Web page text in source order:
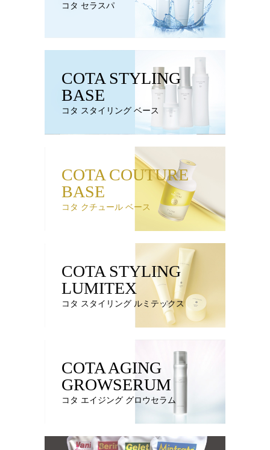
コタ セラスパ
COTA STYLING
BASE
コタ スタイリング ベース
COTA COUTURE
BASE
コタ クチュール ベース
COTA STYLING
LUMITEX
コタ スタイリング ルミテックス
COTA AGING
GROWSERUM
コタ エイジング グロウセラム